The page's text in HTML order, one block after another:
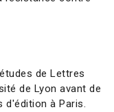
de Lettres
de Lyon avant de
d'édition à Paris.